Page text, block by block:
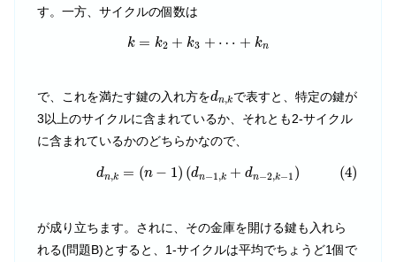
す。一方、サイクルの個数は
k = k2 + k3 + ⋯ + kn
= 2+ k + n
で、これを満たす鍵の入れ方をdn,k
d k
で表すと、特定の鍵が
3以上のサイクルに含まれているか、それとも2-サイクル
に含まれているかのどちらかなので、
dn,k = (n − 1) (dn−1 ,k + dn−2,k−1 ) (4)
(4) = 1)( d n + n 1
が成り立ちます。されに、その金庫を開ける鍵も入れら
れる(問題B)とすると、1-サイクルは平均でちょうど1個で